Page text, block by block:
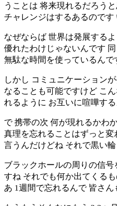
うことは 将来現れるだろう
チャレンジはするあるので
なぜならば 世界は発展する
優れたわけじゃないんです
無駄な時間を使っているん
しかし コミュニケーション
なることも可能ですけど こ
れるように お互いに喧嘩す
で 携帯の次 何が現れるかわ
真理を忘れることはずっと
言うんだけどね それで黒い
ブラックホールの周りの信
すね それでも何か出てくる
あ 1週間で忘れるんで 皆さ